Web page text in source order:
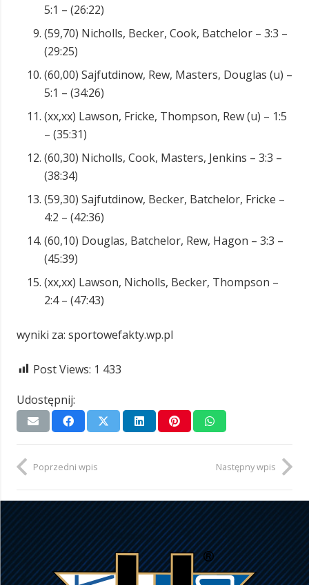
5:1 – (26:22)
(59,70) Nicholls, Becker, Cook, Batchelor – 3:3 –
(29:25)
(60,00) Sajfutdinow, Rew, Masters, Douglas (u) –
5:1 – (34:26)
(xx,xx) Lawson, Fricke, Thompson, Rew (u) – 1:5
– (35:31)
(60,30) Nicholls, Cook, Masters, Jenkins – 3:3 –
(38:34)
(59,30) Sajfutdinow, Becker, Batchelor, Fricke –
4:2 – (42:36)
(60,10) Douglas, Batchelor, Rew, Hagon – 3:3 –
(45:39)
(xx,xx) Lawson, Nicholls, Becker, Thompson –
2:4 – (47:43)
wyniki za: sportowefakty.wp.pl
Post Views: 1 433
Udostępnij:
Poprzedni wpis Następny wpis